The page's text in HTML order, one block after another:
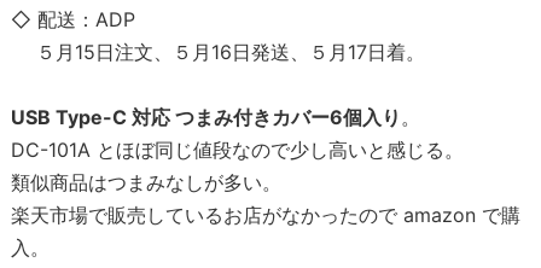
◇ 配送：ADP
５月15日注文、５月16日発送、５月17日着。
USB Type-C 対応 つまみ付きカバー6個入り 。
DC-101A とほぼ同じ値段なので少し高いと感じる。
類似商品はつまみなしが多い。
楽天市場で販売しているお店がなかったので amazon で購
入。